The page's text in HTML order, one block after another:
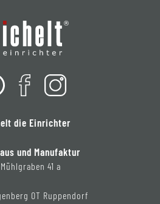
die Einrichter
und Manufaktur
41 a
OT Ruppendorf